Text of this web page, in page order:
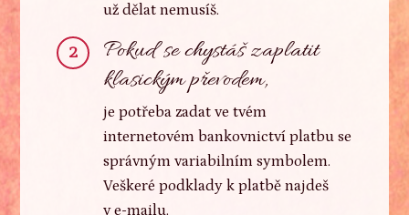
už dělat nemusíš.
2
Pokud se chystáš zaplatit
klasickým převodem,
je potřeba zadat ve tvém
internetovém bankovnictví platbu se
správným variabilním symbolem.
Veškeré podklady k platbě najdeš
v e-mailu.